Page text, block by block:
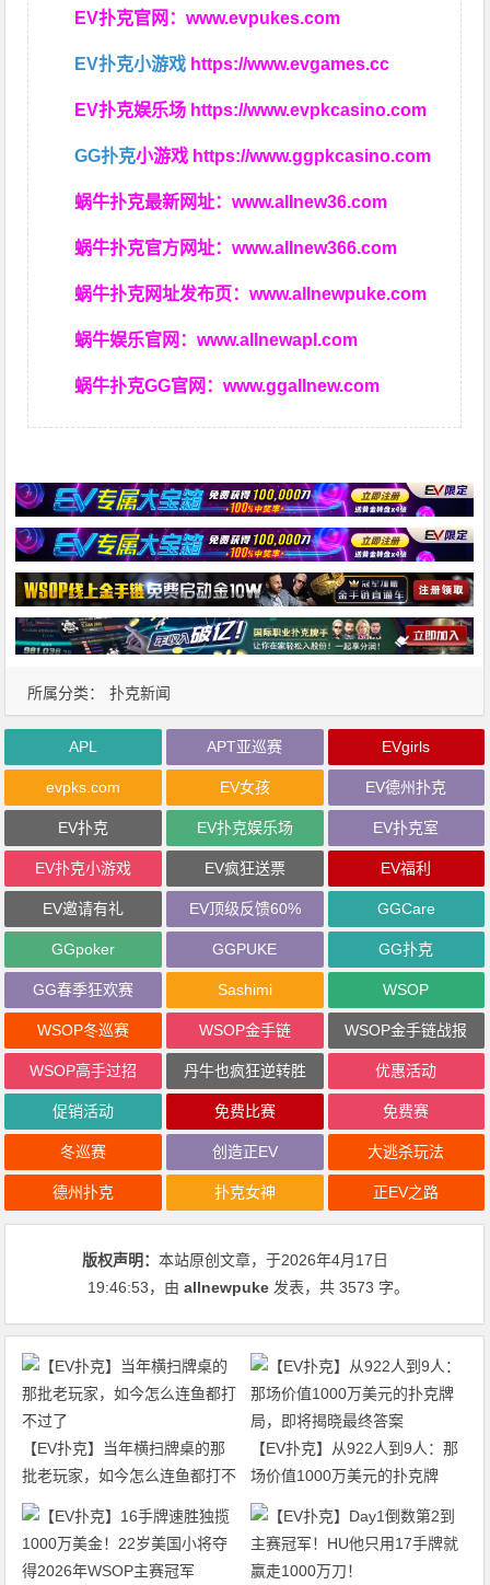
EV扑克官网：www.evpukes.com
EV扑克小游戏 https://www.evgames.cc
EV扑克娱乐场 https://www.evpkcasino.com
GG扑克小游戏 https://www.ggpkcasino.com
蜗牛扑克最新网址：www.allnew36.com
蜗牛扑克官方网址：www.allnew366.com
蜗牛扑克网址发布页：www.allnewpuke.com
蜗牛娱乐官网：www.allnewapl.com
蜗牛扑克GG官网：www.ggallnew.com
所属分类： 扑克新闻
APL APT亚巡赛 EVgirls
evpks.com EV女孩 EV德州扑克
EV扑克 EV扑克娱乐场 EV扑克室
EV扑克小游戏 EV疯狂送票 EV福利
EV邀请有礼 EV顶级反馈60% GGCare
GGpoker GGPUKE GG扑克
GG春季狂欢赛 Sashimi WSOP
WSOP冬巡赛 WSOP金手链 WSOP金手链战报
WSOP高手过招 丹牛也疯狂逆转胜 优惠活动
促销活动 免费比赛 免费赛
冬巡赛 创造正EV 大逃杀玩法
德州扑克 扑克女神 正EV之路
版权声明：本站原创文章，于2026年4月17日
19:46:53，由allnewpuke 发表，共 3573 字。
【EV扑克】当年横扫牌桌的那
批老玩家，如今怎么连鱼都打不
过了
【EV扑克】从922人到9人：那
场价值1000万美元的扑克牌
局，即将揭晓最终答案